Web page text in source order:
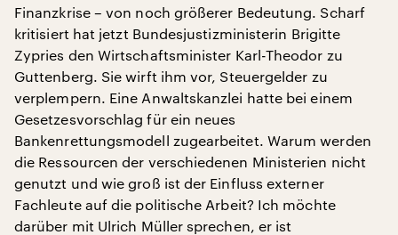
Finanzkrise – von noch größerer Bedeutung. Scharf
kritisiert hat jetzt Bundesjustizministerin Brigitte
Zypries den Wirtschaftsminister Karl-Theodor zu
Guttenberg. Sie wirft ihm vor, Steuergelder zu
verplempern. Eine Anwaltskanzlei hatte bei einem
Gesetzesvorschlag für ein neues
Bankenrettungsmodell zugearbeitet. Warum werden
die Ressourcen der verschiedenen Ministerien nicht
genutzt und wie groß ist der Einfluss externer
Fachleute auf die politische Arbeit? Ich möchte
darüber mit Ulrich Müller sprechen, er ist